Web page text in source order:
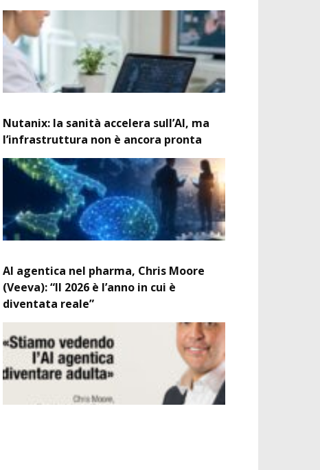
Nutanix: la sanità accelera sull’AI, ma
l’infrastruttura non è ancora pronta
AI agentica nel pharma, Chris Moore
(Veeva): “Il 2026 è l’anno in cui è
diventata reale”